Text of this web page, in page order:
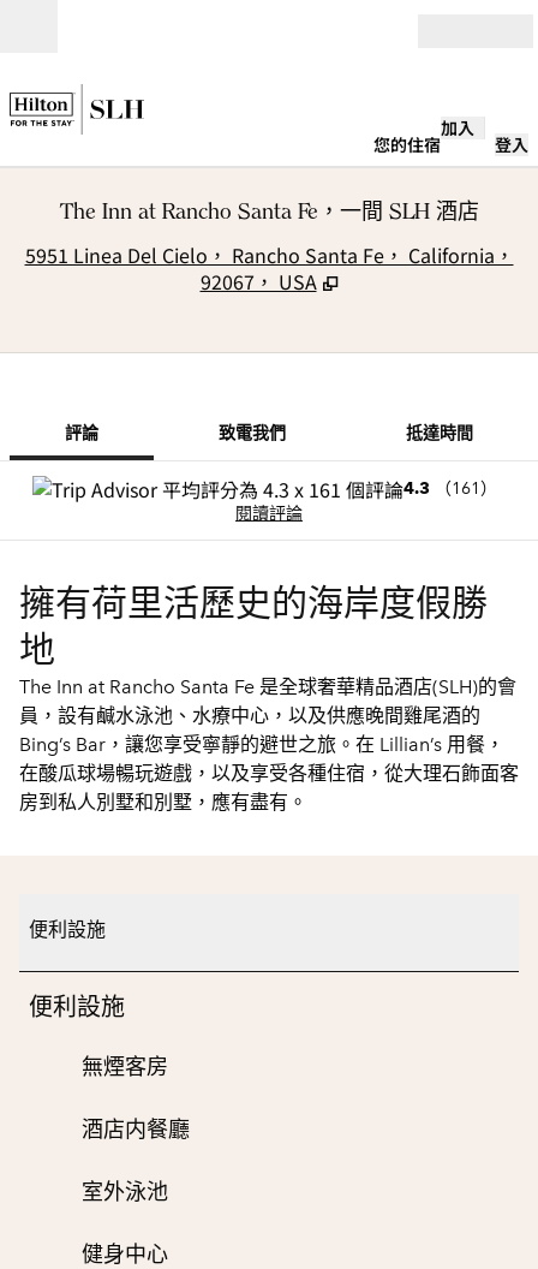
您的住宿
加入
登入
The Inn at Rancho Santa Fe，一間 SLH 酒店
5951 Linea Del Cielo， Rancho Santa Fe， California，
92067， USA
評論 致電我們 抵達時間
4.3 （161）
閱讀評論
擁有荷里活歷史的海岸度假勝
地
The Inn at Rancho Santa Fe 是全球奢華精品酒店(SLH)的會
員，設有鹹水泳池、水療中心，以及供應晚間雞尾酒的
Bing’s Bar，讓您享受寧靜的避世之旅。在 Lillian’s 用餐，
在酸瓜球場暢玩遊戲，以及享受各種住宿，從大理石飾面客
房到私人別墅和別墅，應有盡有。
便利設施
便利設施
無煙客房
酒店内餐廳
室外泳池
健身中心